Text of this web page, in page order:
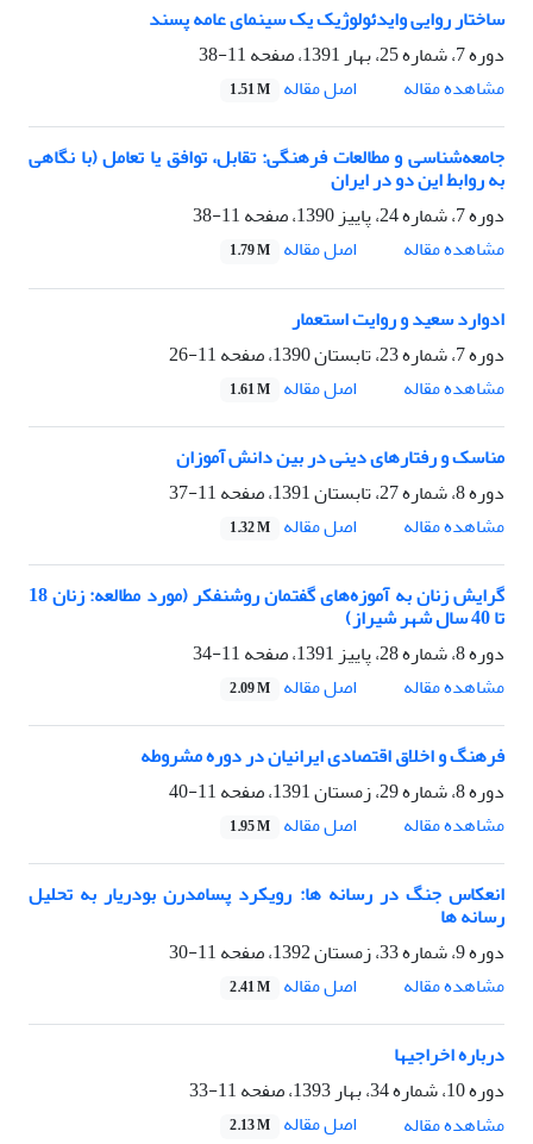
ساختار روایی وایدئولوژیک یک سینمای عامه پسند
دوره 7، شماره 25، بهار 1391، صفحه
11-38
مشاهده مقاله
اصل مقاله 1.51 M
جامعه‌شناسی و مطالعات فرهنگی: تقابل، توافق یا تعامل (با نگاهی
به روابط این دو در ایران
دوره 7، شماره 24، پاییز 1390، صفحه
11-38
مشاهده مقاله
اصل مقاله 1.79 M
ادوارد سعید و روایت استعمار
دوره 7، شماره 23، تابستان 1390، صفحه
11-26
مشاهده مقاله
اصل مقاله 1.61 M
مناسک و رفتارهای دینی در بین دانش آموزان
دوره 8، شماره 27، تابستان 1391، صفحه
11-37
مشاهده مقاله
اصل مقاله 1.32 M
گرایش زنان به آموزه‌های گفتمان روشنفکر (مورد مطالعه: زنان 18
تا 40 سال شهر شیراز)
دوره 8، شماره 28، پاییز 1391، صفحه
11-34
مشاهده مقاله
اصل مقاله 2.09 M
فرهنگ و اخلاق اقتصادی ایرانیان در دوره مشروطه
دوره 8، شماره 29، زمستان 1391، صفحه
11-40
مشاهده مقاله
اصل مقاله 1.95 M
انعکاس جنگ در رسانه ها: رویکرد پسامدرن بودریار به تحلیل
رسانه ها
دوره 9، شماره 33، زمستان 1392، صفحه
11-30
مشاهده مقاله
اصل مقاله 2.41 M
درباره اخراجیها
دوره 10، شماره 34، بهار 1393، صفحه
11-33
مشاهده مقاله
اصل مقاله 2.13 M